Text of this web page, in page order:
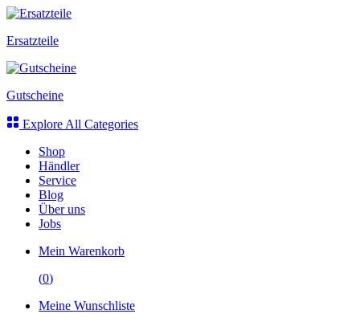
Ersatzteile
Gutscheine
Explore All Categories
Shop
Händler
Service
Blog
Über uns
Jobs
Mein Warenkorb
(0)
Meine Wunschliste